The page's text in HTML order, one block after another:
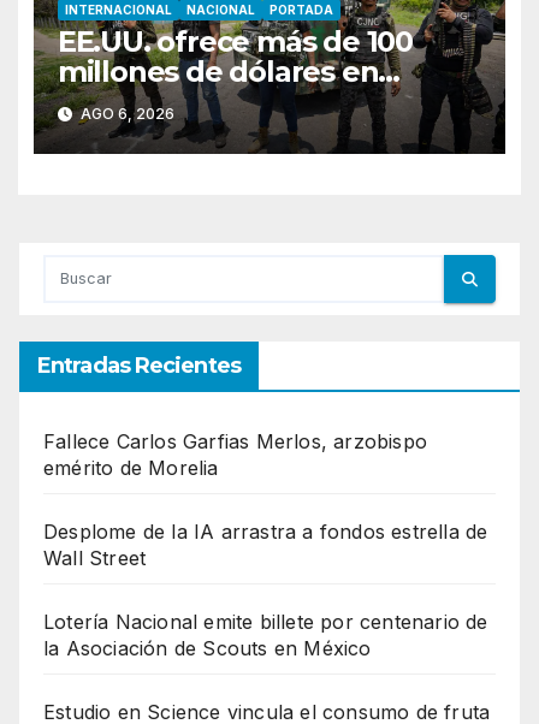
INTERNACIONAL NACIONAL PORTADA
EE.UU. ofrece más de 100
millones de dólares en
recompensas por líderes del
CJNG
AGO 6, 2026
Entradas Recientes
Fallece Carlos Garfias Merlos, arzobispo
emérito de Morelia
Desplome de la IA arrastra a fondos estrella de
Wall Street
Lotería Nacional emite billete por centenario de
la Asociación de Scouts en México
Estudio en Science vincula el consumo de fruta